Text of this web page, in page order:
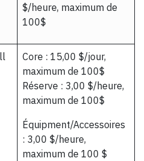
$/heure, maximum de
100$
Core : 15,00 $/jour,
maximum de 100$
Réserve : 3,00 $/heure,
maximum de 100$
Équipment/Accessoires
: 3,00 $/heure,
maximum de 100 $